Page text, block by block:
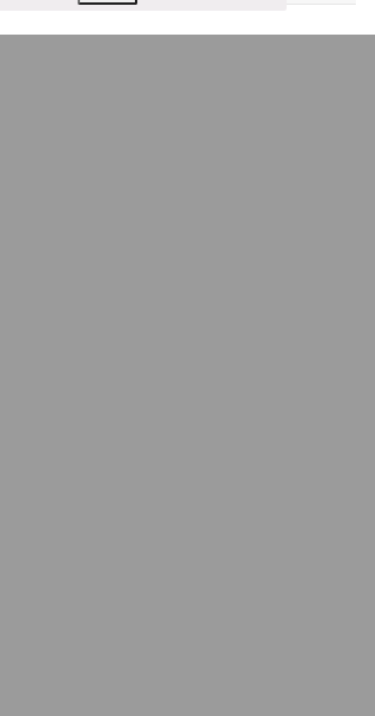
КОММЕНТАРИИ